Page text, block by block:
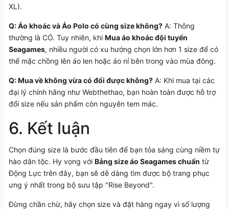
XL).
Q: Áo khoác và Áo Polo có cùng size không? A: Thông
thường là CÓ. Tuy nhiên, khi Mua áo khoác đội tuyển
Seagames, nhiều người có xu hướng chọn lớn hơn 1 size để có
thể mặc chồng lên áo len hoặc áo nỉ bên trong vào mùa đông.
Q: Mua về không vừa có đổi được không? A: Khi mua tại các
đại lý chính hãng như Webthethao, bạn hoàn toàn được hỗ trợ
đổi size nếu sản phẩm còn nguyên tem mác.
6. Kết luận
Chọn đúng size là bước đầu tiên để bạn tỏa sáng cùng niềm tự
hào dân tộc. Hy vọng với Bảng size áo Seagames chuẩn từ
Động Lực trên đây, bạn sẽ dễ dàng tìm được bộ trang phục
ưng ý nhất trong bộ sưu tập "Rise Beyond".
Đừng chần chừ, hãy chọn size và đặt hàng ngay vì số lượng